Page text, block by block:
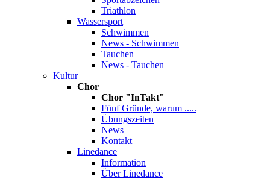
Triathlon
Wassersport
Schwimmen
News - Schwimmen
Tauchen
News - Tauchen
Kultur
Chor
Chor "InTakt"
Fünf Gründe, warum .....
Übungszeiten
News
Kontakt
Linedance
Information
Über Linedance